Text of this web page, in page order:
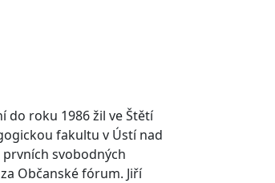
do roku 1986 žil ve Štětí
fakultu v Ústí nad
prvních svobodných
Občanské fórum. Jiří